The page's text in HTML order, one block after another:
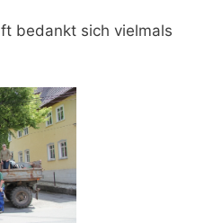
bedankt sich vielmals